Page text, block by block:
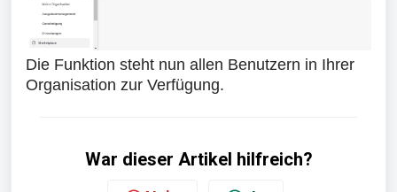
Die Funktion steht nun allen Benutzern in Ihrer
Organisation zur Verfügung.
War dieser Artikel hilfreich?